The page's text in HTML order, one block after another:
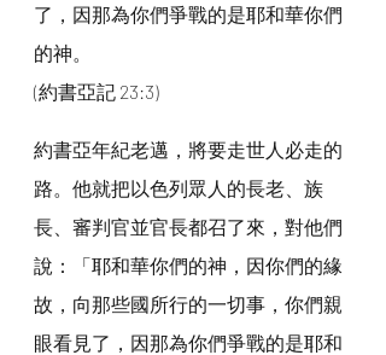
了，因那為你們爭戰的是耶和華你們
的神。
(約書亞記 23:3)
約書亞年紀老邁，將要走世人必走的
路。他就把以色列眾人的長老、族
長、審判官並官長都召了來，對他們
說：「耶和華你們的神，因你們的緣
故，向那些國所行的一切事，你們親
眼看見了，因那為你們爭戰的是耶和